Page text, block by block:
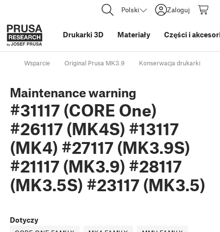
Polski Zaloguj
Drukarki 3D Materiały Części i
Wsparcie Original Prusa MK3.9 Konserwacja drukarki
Maintenance warning
#31117 (CORE One)
#26117 (MK4S) #13117
(MK4) #27117 (MK3.9S)
#21117 (MK3.9) #28117
(MK3.5S) #23117 (MK3.5)
Dotyczy